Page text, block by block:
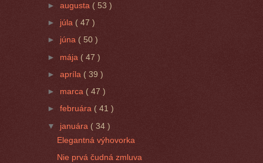
►augusta ( 53 )
► júla ( 47 )
► júna ( 50 )
► mája ( 47 )
►apríla ( 39 )
► marca ( 47 )
►februára ( 41 )
▼ januára ( 34 )
Elegantná výhovorka
Nie prvá čudná zmluva